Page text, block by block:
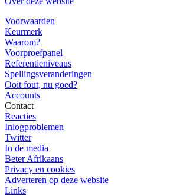
Voorwaarden
Keurmerk
Waarom?
Voorproefpanel
Referentieniveaus
Spellingsveranderingen
Ooit fout, nu goed?
Accounts
Contact
Reacties
Inlogproblemen
Twitter
In de media
Beter Afrikaans
Privacy en cookies
Adverteren op deze website
Links